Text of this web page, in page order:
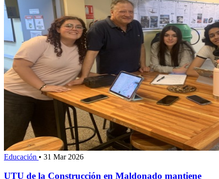
Educación • 31 Mar 2026
UTU de la Construcción en Maldonado mantiene